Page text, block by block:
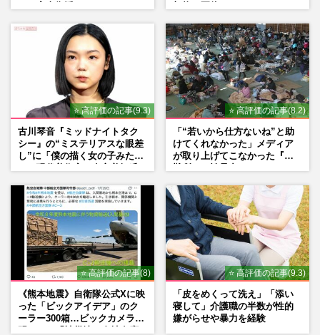
⭐ 高評価の記事(9.3)
古川琴音『ミッドナイトタク
シー』の“ミステリアスな眼差
し”に「僕の描く女の子みた
⭐ 高評価の記事(8.2)
「“若いから仕方ないね”と助
けてくれなかった」メディア
が取り上げてこなかった『避
⭐ 高評価の記事(8)
《熊本地震》自衛隊公式Xに映
った「ビックアイデア」のク
ーラー300箱…ビックカメラが
⭐ 高評価の記事(9.3)
「皮をめくって洗え」「添い
寝して」介護職の半数が性的
嫌がらせや暴力を経験